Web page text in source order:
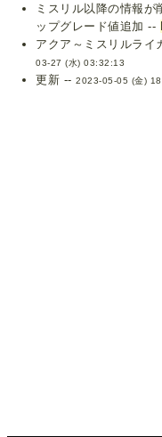
ミスリル以降の情報
ップグレード値追加 --
アクア～ミスリルライ
03-27 (水) 03:32:13
更新 --2023-05-05 (金)